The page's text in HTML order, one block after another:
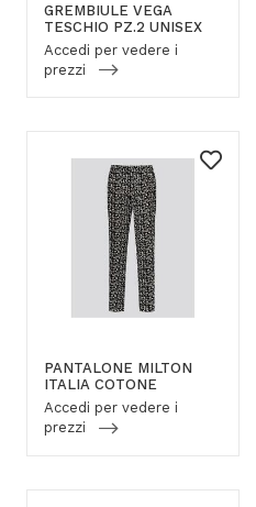
GREMBIULE VEGA
TESCHIO PZ.2 UNISEX
Accedi per vedere i
prezzi
PANTALONE MILTON
ITALIA COTONE
Accedi per vedere i
prezzi